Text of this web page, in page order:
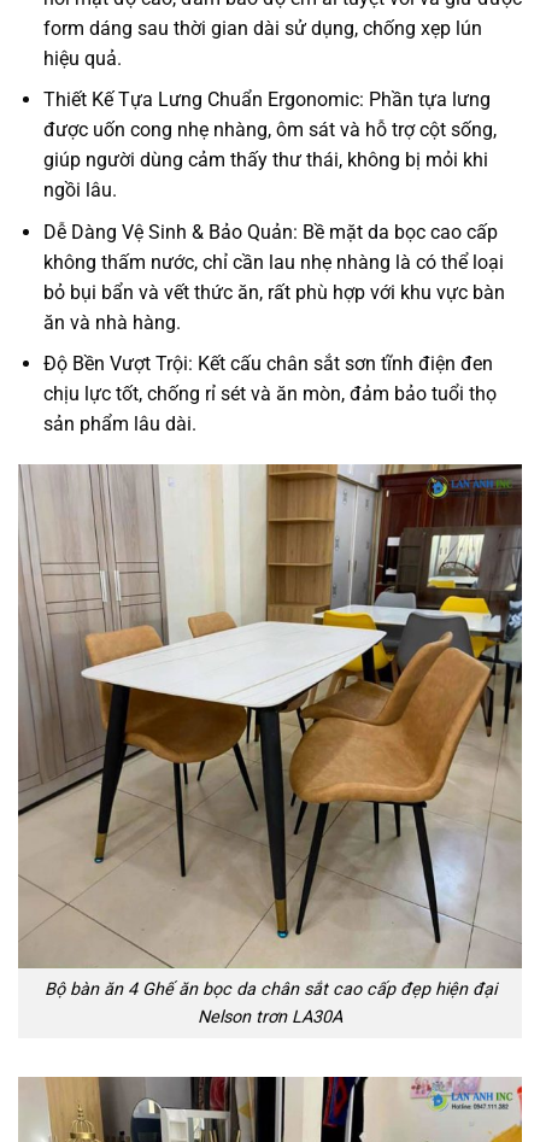
form dáng sau thời gian dài sử dụng, chống xẹp lún
hiệu quả.
Thiết Kế Tựa Lưng Chuẩn Ergonomic: Phần tựa lưng
được uốn cong nhẹ nhàng, ôm sát và hỗ trợ cột sống,
giúp người dùng cảm thấy thư thái, không bị mỏi khi
ngồi lâu.
Dễ Dàng Vệ Sinh & Bảo Quản: Bề mặt da bọc cao cấp
không thấm nước, chỉ cần lau nhẹ nhàng là có thể loại
bỏ bụi bẩn và vết thức ăn, rất phù hợp với khu vực bàn
ăn và nhà hàng.
Độ Bền Vượt Trội: Kết cấu chân sắt sơn tĩnh điện đen
chịu lực tốt, chống rỉ sét và ăn mòn, đảm bảo tuổi thọ
sản phẩm lâu dài.
Bộ bàn ăn 4 Ghế ăn bọc da chân sắt cao cấp đẹp hiện đại
Nelson trơn LA30A